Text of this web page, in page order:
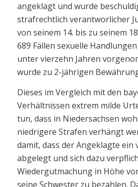
angeklagt und wurde
strafrechtlich verantworlicher
von seinem 14. bis zu seinem
689 Fällen sexuelle
unter vierzehn Jahren
wurde zu 2-jährigen
Dieses im Vergleich mit den
Verhältnissen extrem milde
tun, dass in Niedersachsen
niedrigere Strafen verhängt
damit, dass der Angeklagte ein
abgelegt und sich dazu
Wiedergutmachung in Höhe
seine Schwester zu bezahlen.